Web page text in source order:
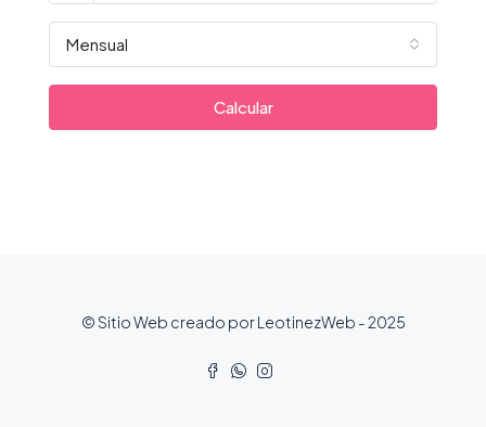
Mensual
Calcular
© Sitio Web creado por LeotinezWeb - 2025